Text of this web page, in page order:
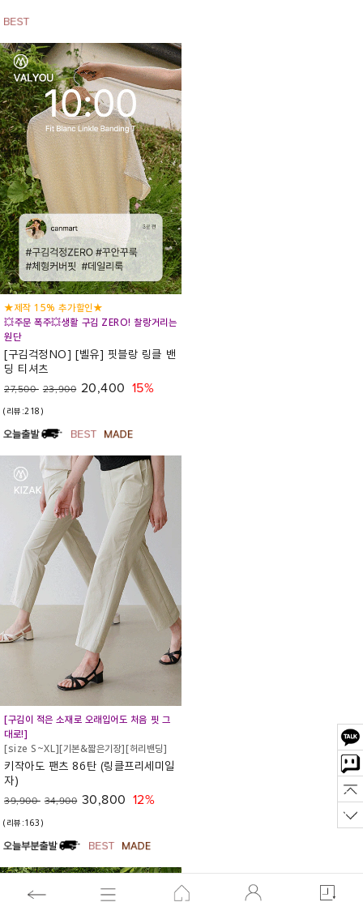
★제작 15% 추가할인★
💥주문 폭주💥생활 구김 ZERO! 찰랑거리는
원단
[구김걱정NO] [벨유] 핏블랑 링클 밴
딩 티셔츠
27,500 23,900 20,400 15%
(리뷰:218)
[구김이 적은 소재로 오래입어도 처음 핏 그
대로!]
[size S~XL][기본&짧은기장][허리밴딩]
키작아도 팬츠 86탄 (링클프리세미일
자)
39,900 34,900 30,800 12%
(리뷰:163)